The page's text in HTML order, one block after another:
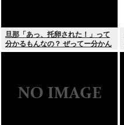
旦那「あっ、托卵された！」って
分かるもんなの？ ぜってー分かん
ないだろ。